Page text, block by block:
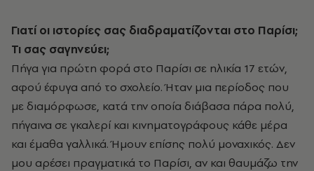
Γιατί οι ιστορίες σας διαδραματίζονται στο Παρίσι;
Τι σας σαγηνεύει;
Πήγα για πρώτη φορά στο Παρίσι σε ηλικία 17 ετών,
αφού έφυγα από το σχολείο. Ήταν μια περίοδος που
με διαμόρφωσε, κατά την οποία διάβασα πάρα πολύ,
πήγαινα σε γκαλερί και κινηματογράφους κάθε μέρα
και έμαθα γαλλικά. Ήμουν επίσης πολύ μοναχικός. Δεν
μου αρέσει πραγματικά το Παρίσι, αν και θαυμάζω την